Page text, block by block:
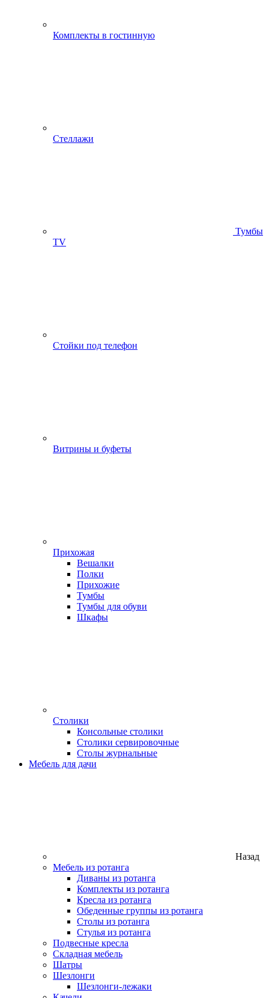
Комплекты в гостинную
Стеллажи
Тумбы
ТV
Стойки под телефон
Витрины и буфеты
Прихожая
Вешалки
Полки
Прихожие
Тумбы
Тумбы для обуви
Шкафы
Столики
Консольные столики
Столики сервировочные
Столы журнальные
Мебель для дачи
Назад
Мебель из ротанга
Диваны из ротанга
Комплекты из ротанга
Кресла из ротанга
Обеденные группы из ротанга
Столы из ротанга
Стулья из ротанга
Подвесные кресла
Складная мебель
Шатры
Шезлонги
Шезлонги-лежаки